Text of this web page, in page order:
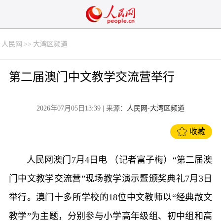
人民网 >> 大湾区频道
第二届澳门中文教学交流营举行
2026年07月05日13:39 | 来源： 人民网-大湾区频道
收藏
人民网澳门7月4日电 （记者富子梅）“第二届澳
门中文教学交流营”现场教学演示暨颁奖典礼7月3日
举行。澳门十多所学校的18位中文教师以“经典散文
教学”为主题，分别参与小学高年级组、初中组和高